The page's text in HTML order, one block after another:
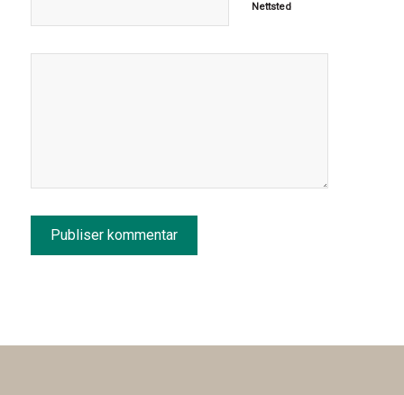
Nettsted